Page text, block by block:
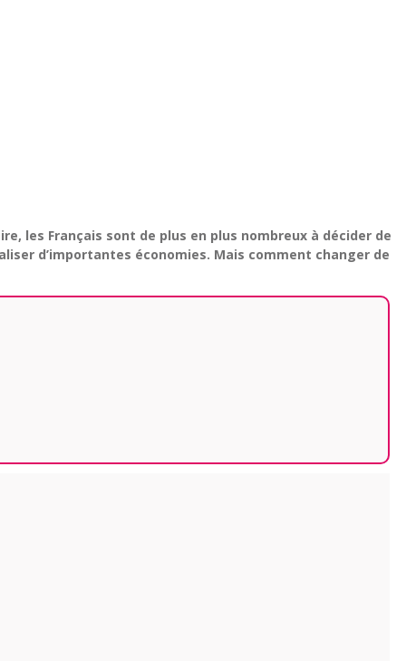
les Français sont de plus en plus nombreux à décider de
d’importantes économies. Mais comment changer de